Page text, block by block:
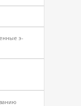
э-